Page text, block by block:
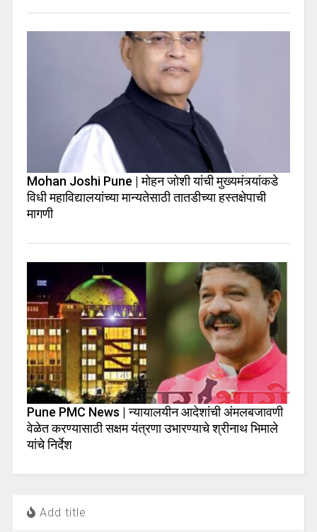
Mohan Joshi Pune | मोहन जोशी यांची मुख्यमंत्र्यांकडे
विधी महाविद्यालयांच्या मान्यतेसाठी तातडीच्या हस्तक्षेपाची
मागणी
Pune PMC News | न्यायालयीन आदेशांची अंमलबजावणी
वेळेत करण्यासाठी सक्षम यंत्रणा उभारण्याचे श्रीनाथ भिमाले
यांचे निर्देश
Add title